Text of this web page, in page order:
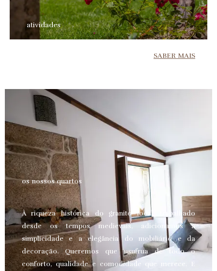
atividades
SABER MAIS
os nossos quartos
À riqueza histórica do granito local, trabalhado
desde os tempos medievais, adicionamos a
simplicidade e a elegância do mobiliário e da
decoração. Queremos que usufrua de todo o
conforto, qualidade e comodidade que merece.
E